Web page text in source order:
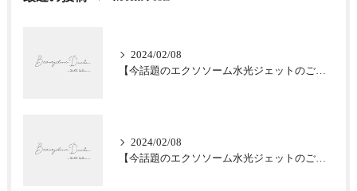
2024/02/08
【今話題のエクソソーム水光ジェットのご紹介★肌質改善】大阪堀江/Beautyclinic Ducle
2024/02/08
【今話題のエクソソーム水光ジェットのご紹介★肌質改善】大阪堀江/Beautyclinic Ducle